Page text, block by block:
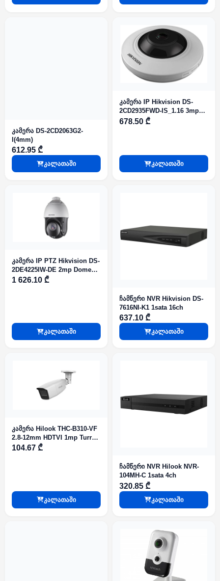
კამერა DS-2CD2063G2-
I(4mm)
612.95 ₾
კალათაში
კამერა IP Hikvision DS-
2CD2935FWD-IS_1.16 3mp
fisheye Aud al-I O
678.50 ₾
კალათაში
კამერა IP PTZ Hikvision DS-
2DE4225IW-DE 2mp Dome
IR100m 25xO.Z DarkFighter
1 626.10 ₾
კალათაში
ჩამწერი NVR Hikvision DS-
7616NI-K1 1sata 16ch
637.10 ₾
კალათაში
კამერა Hilook THC-B310-VF
2.8-12mm HDTVI 1mp Turret
Fix IR40m
104.67 ₾
კალათაში
ჩამწერი NVR Hilook NVR-
104MH-C 1sata 4ch
320.85 ₾
კალათაში